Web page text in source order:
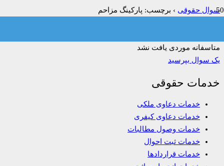
سوال حقوقی › برچسب: پارکینگ مزاحم
متاسفانه موردی یافت نشد
یک سوال بپرسید
خدمات حقوقی
خدمات دعاوی ملکی
خدمات دعاوی کیفری
خدمات وصول مطالبات
خدمات ثبت احوال
خدمات قراردادها